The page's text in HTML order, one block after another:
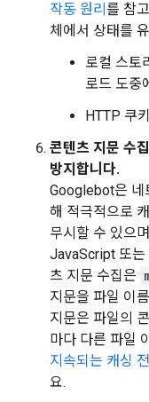
작동 원리 를 참
체에서 상태를
로컬 스토
로드 도중
HTTP 쿠
콘텐츠 지문 수
방지합니다.
Googlebot은 네
해 적극적으로
무시할 수 있으
JavaScript 또는
츠 지문 수집은
지문을 파일 이
지문은 파일의
마다 다른 파일
지속되는 캐싱
요.